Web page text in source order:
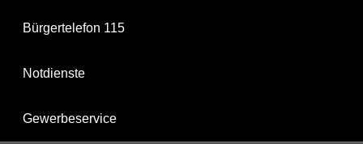
Bürgertelefon 115
Notdienste
Gewerbeservice